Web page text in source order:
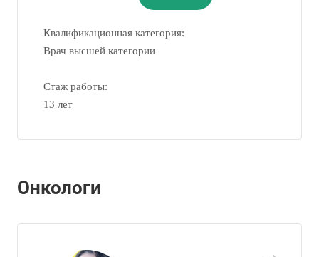
Квалификационная категория:
Врач высшей категории
Стаж работы:
13 лет
Онкологи